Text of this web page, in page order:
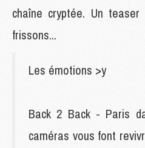
chaîne cryptée. Un
frissons...
Les émotions >y
Back 2 Back - Paris
caméras vous font